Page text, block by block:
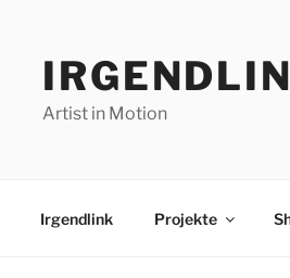
Artist in Motion
Irgendlink Projekte